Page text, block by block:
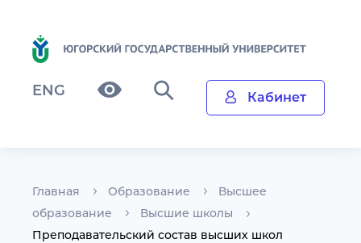
ENG Кабинет
Главная Образование
Высшее
образование
Высшие школы
Преподавательский состав высших школ